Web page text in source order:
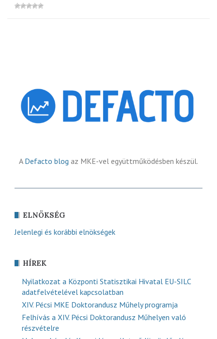
A Defacto blog az MKE-vel együttműködésben készül.
ELNÖKSÉG
Jelenlegi és korábbi elnökségek
HÍREK
Nyilatkozat a Központi Statisztikai Hivatal EU-SILC
adatfelvételével kapcsolatban
XIV. Pécsi MKE Doktorandusz Műhely programja
Felhívás a XIV. Pécsi Doktorandusz Műhelyen való
részvételre